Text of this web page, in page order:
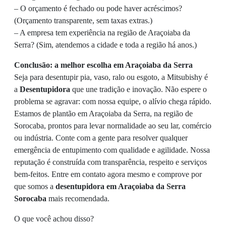
– O orçamento é fechado ou pode haver acréscimos?
(Orçamento transparente, sem taxas extras.)
– A empresa tem experiência na região de Araçoiaba da
Serra? (Sim, atendemos a cidade e toda a região há anos.)
Conclusão: a melhor escolha em Araçoiaba da Serra
Seja para desentupir pia, vaso, ralo ou esgoto, a Mitsubishy é
a Desentupidora que une tradição e inovação. Não espere o
problema se agravar: com nossa equipe, o alívio chega rápido.
Estamos de plantão em Araçoiaba da Serra, na região de
Sorocaba, prontos para levar normalidade ao seu lar, comércio
ou indústria. Conte com a gente para resolver qualquer
emergência de entupimento com qualidade e agilidade. Nossa
reputação é construída com transparência, respeito e serviços
bem-feitos. Entre em contato agora mesmo e comprove por
que somos a desentupidora em Araçoiaba da Serra
Sorocaba mais recomendada.
O que você achou disso?